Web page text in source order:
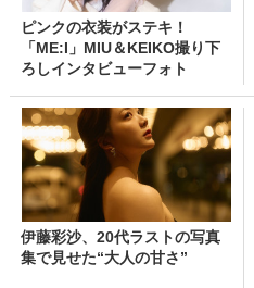
ピンクの衣装がステキ！
「ME:I」MIU＆KEIKO撮り下
ろしインタビューフォト
伊藤彩沙、20代ラストの写真
集で見せた“大人の甘さ”